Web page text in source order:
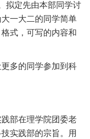
拟定先由本部同学讨
一大二的同学简单
式，可写的内容和
多的同学参加到科
部在理学院团委老
实践部的宗旨。用